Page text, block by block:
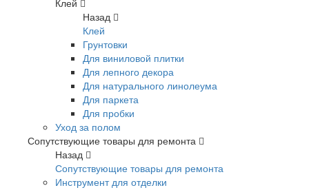
Клей
Назад
Клей
Грунтовки
Для виниловой плитки
Для лепного декора
Для натурального линолеума
Для паркета
Для пробки
Уход за полом
Сопутствующие товары для ремонта
Назад
Сопутствующие товары для ремонта
Инструмент для отделки